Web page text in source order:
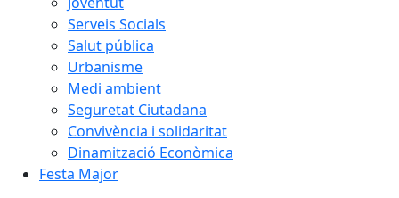
Serveis Socials
Salut pública
Urbanisme
Medi ambient
Seguretat Ciutadana
Convivència i solidaritat
Dinamització Econòmica
Festa Major